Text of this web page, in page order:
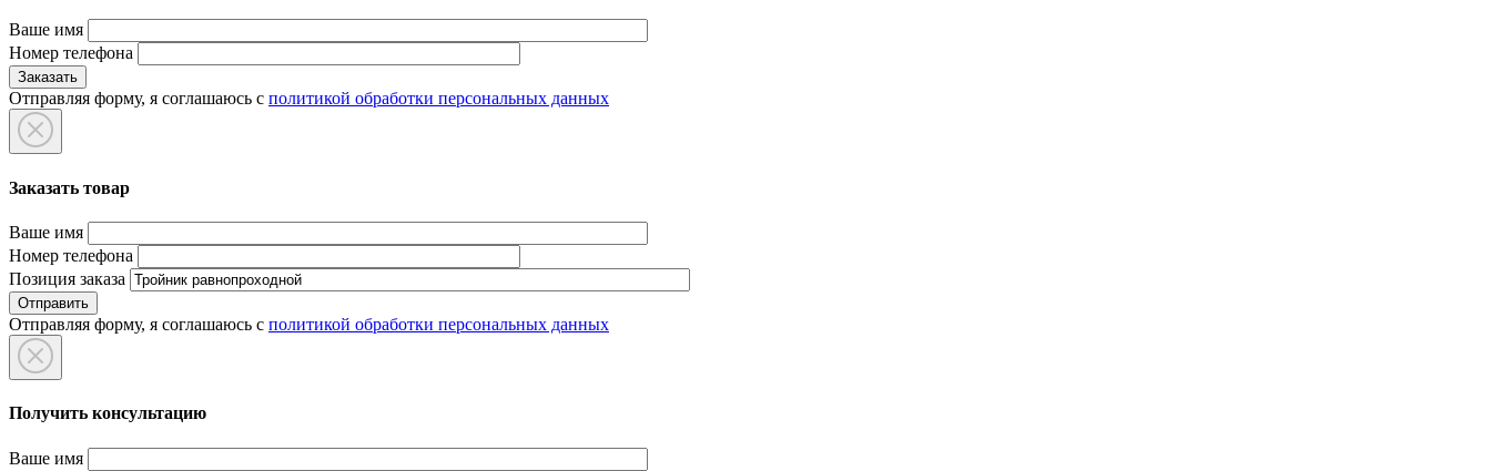
Ваше имя
Номер телефона
Отправляя форму, я соглашаюсь с политикой обработки персональных данных
Заказать товар
Ваше имя
Номер телефона
Позиция заказа
Отправляя форму, я соглашаюсь с политикой обработки персональных данных
Получить консультацию
Ваше имя